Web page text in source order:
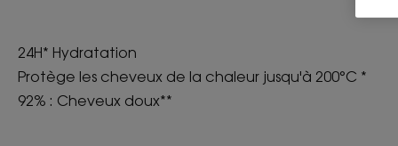
24H* Hydratation
Protège les cheveux de la chaleur jusqu'à 200°C *
92% : Cheveux doux**